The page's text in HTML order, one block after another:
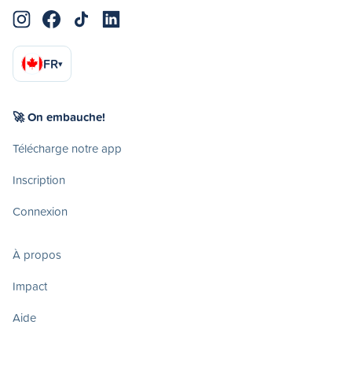
FR▾
🚀 On embauche!
Télécharge notre app
Inscription
Connexion
À propos
Impact
Aide